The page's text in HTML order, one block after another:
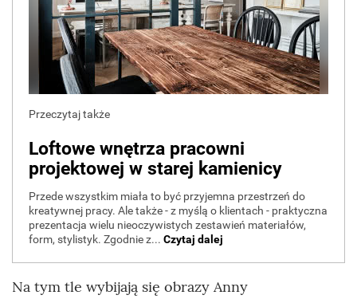
Na tym tle wybijają się obrazy Anny